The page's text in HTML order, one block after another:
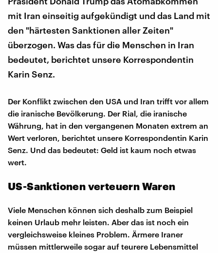
mit Iran einseitig aufgekündigt und das Land mit
den "härtesten Sanktionen aller Zeiten"
überzogen. Was das für die Menschen in Iran
bedeutet, berichtet unsere Korrespondentin
Karin Senz.
Der Konflikt zwischen den USA und Iran trifft vor allem
die iranische Bevölkerung. Der Rial, die iranische
Währung, hat in den vergangenen Monaten extrem an
Wert verloren, berichtet unsere Korrespondentin Karin
Senz. Und das bedeutet: Geld ist kaum noch etwas
wert.
US-Sanktionen verteuern Waren
Viele Menschen können sich deshalb zum Beispiel
keinen Urlaub mehr leisten. Aber das ist noch ein
vergleichsweise kleines Problem. Ärmere Iraner
müssen mittlerweile sogar auf teurere Lebensmittel